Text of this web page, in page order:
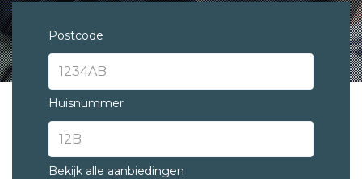
Postcode
Huisnummer
Bekijk alle aanbiedingen